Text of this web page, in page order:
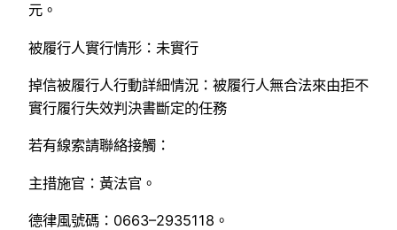
元。
被履行人實行情形：未實行
掉信被履行人行動詳細情況：被履行人無合法來由拒不
實行履行失效判決書斷定的任務
若有線索請聯絡接觸：
主措施官：黃法官。
德律風號碼：0663–2935118。